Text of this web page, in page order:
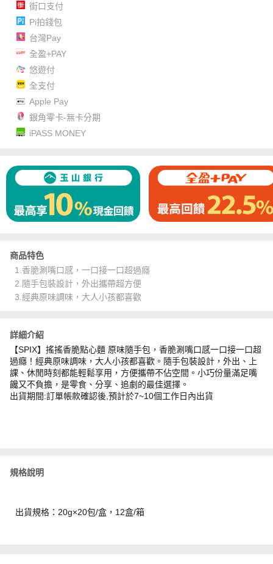
街口支付
Pi拍錢包
台灣Pay
全盈+PAY
悠遊付
全支付
Apple Pay
銀角零卡-無卡分期
iPASS MONEY
商品特色
1.香脆涮嘴口感，一口接一口超過癮
2.隨手包裝設計，外出攜帶超方便
3.經典原味調味，大人小孩都喜歡
詳細介紹
【SPIX】搖搖香脆點心麵 原味隨手包，香脆涮嘴口感一口接一口超
過癮！經典原味調味，大人小孩都喜歡。隨手包裝設計，外出、上
課、休閒時刻都能輕鬆享用，方便攜帶不佔空間。小巧份量滿足嘴
饞又不負擔，是零食、分享、追劇的最佳選擇。
出貨期間:訂單帳款確認後,預計於7~10個工作日內出貨
規格說明
出貨規格：20g×20包/盒，12盒/箱